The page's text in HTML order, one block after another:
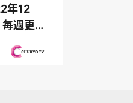
年12
週更